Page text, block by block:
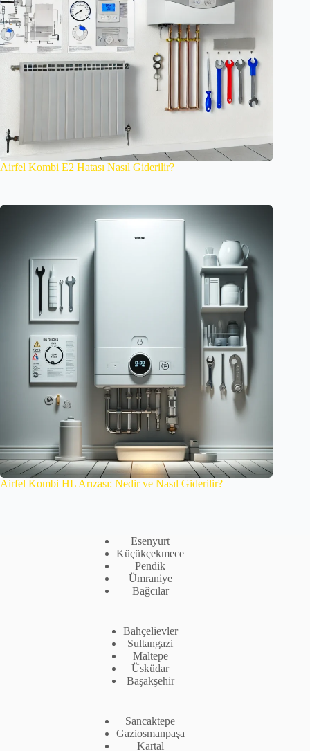
Airfel Kombi E2 Hatası Nasıl Giderilir?
Airfel Kombi HL Arızası: Nedir ve Nasıl Giderilir?
Esenyurt
Küçükçekmece
Pendik
Ümraniye
Bağcılar
Bahçelievler
Sultangazi
Maltepe
Üsküdar
Başakşehir
Sancaktepe
Gaziosmanpaşa
Kartal